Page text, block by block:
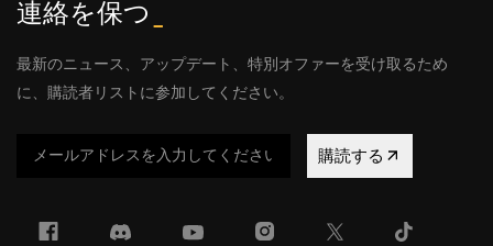
連絡を保つ
最新のニュース、アップデート、特別オファーを受け取るため
に、購読者リストに参加してください。
購読する